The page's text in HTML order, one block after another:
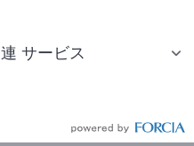
サービス